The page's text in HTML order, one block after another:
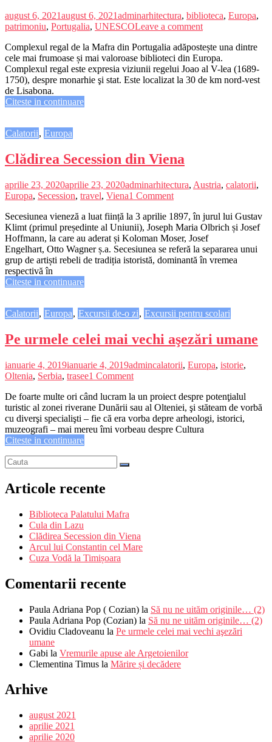
august 6, 2021august 6, 2021adminarhitectura, biblioteca, Europa,
patrimoniu, Portugalia, UNESCOLeave a comment
Complexul regal de la Mafra din Portugalia adăpostește una dintre
cele mai frumoase și mai valoroase biblioteci din Europa.
Complexul regal este expresia viziunii regelui Joao al V-lea (1689-
1750), despre monarhie şi stat. Este localizat la 30 de km nord-vest
de Lisabona.
Citeste in continuare
Calatorii, Europa
Clădirea Secession din Viena
aprilie 23, 2020aprilie 23, 2020adminarhitectura, Austria, calatorii,
Europa, Secession, travel, Viena1 Comment
Secesiunea vieneză a luat ființă la 3 aprilie 1897, în jurul lui Gustav
Klimt (primul președinte al Uniunii), Joseph Maria Olbrich și Josef
Hoffmann, la care au aderat și Koloman Moser, Josef
Engelhart, Otto Wagner ș.a. Secesiunea se referă la separarea unui
grup de artiști rebeli de tradiția istoristă, dominantă în vremea
respectivă în
Citeste in continuare
Calatorii, Europa, Excursii de-o zi, Excursii pentru scolari
Pe urmele celei mai vechi aşezări umane
ianuarie 4, 2019ianuarie 4, 2019admincalatorii, Europa, istorie,
Oltenia, Serbia, trasee1 Comment
De foarte multe ori când lucram la un proiect despre potenţialul
turistic al zonei riverane Dunării sau al Olteniei, şi stăteam de vorbă
cu diverşi specialişti – fie că era vorba depre arheologi, istorici,
muzeografi – mai mereu îmi vorbeau despre Cultura
Citeste in continuare
Articole recente
Biblioteca Palatului Mafra
Cula din Lazu
Clădirea Secession din Viena
Arcul lui Constantin cel Mare
Cuza Vodă la Timișoara
Comentarii recente
Paula Adriana Pop ( Cozian) la Să nu ne uităm originile… (2)
Paula Adriana Pop (Cozian) la Să nu ne uităm originile… (2)
Ovidiu Cladoveanu la Pe urmele celei mai vechi aşezări
umane
Gabi la Vremurile apuse ale Argetoienilor
Clementina Timus la Mărire și decădere
Arhive
august 2021
aprilie 2021
aprilie 2020